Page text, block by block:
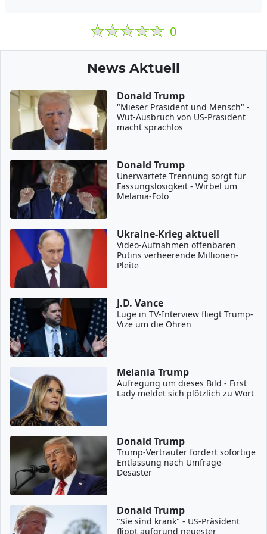
0
News Aktuell
Donald Trump
"Mieser Präsident und Mensch" -
Wut-Ausbruch von US-Präsident
macht sprachlos
Donald Trump
Unerwartete Trennung sorgt für
Fassungslosigkeit - Wirbel um
Melania-Foto
Ukraine-Krieg aktuell
Video-Aufnahmen offenbaren
Putins verheerende Millionen-
Pleite
J.D. Vance
Lüge in TV-Interview fliegt Trump-
Vize um die Ohren
Melania Trump
Aufregung um dieses Bild - First
Lady meldet sich plötzlich zu Wort
Donald Trump
Trump-Vertrauter fordert sofortige
Entlassung nach Umfrage-
Desaster
Donald Trump
"Sie sind krank" - US-Präsident
flippt aufgrund neuester